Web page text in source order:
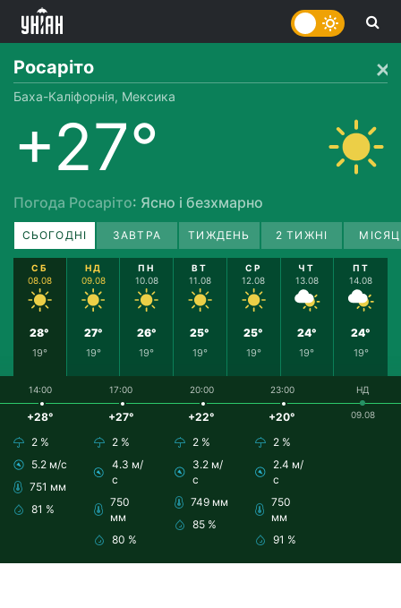
Росаріто
Баха-Каліфорнія, Мексика
+27°
Погода Росаріто: Ясно і безхмарно
СЬОГОДНІ ЗАВТРА ТИЖДЕНЬ 2 ТИЖНІ
СБ
08.08
28°
19°
НД
09.08
27°
19°
ПН
10.08
26°
19°
ВТ
11.08
25°
19°
СР
12.08
25°
19°
ЧТ
13.08
24°
19°
ПТ
14.08
24°
19°
14:00
+28°
2 %
5.2 м/с
751 мм
81 %
17:00
+27°
2 %
4.3 м/
с
750
мм
80 %
20:00
+22°
2 %
3.2 м/
с
749 мм
85 %
23:00
+20°
2 %
2.4 м/
с
750
мм
91 %
НД
09.08